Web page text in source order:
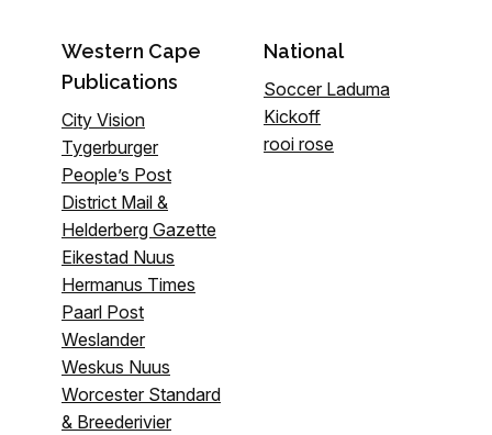
Western Cape
Publications
City Vision
Tygerburger
People’s Post
District Mail &
Helderberg Gazette
Eikestad Nuus
Hermanus Times
Paarl Post
Weslander
Weskus Nuus
Worcester Standard
& Breederivier
National
Soccer Laduma
Kickoff
rooi rose